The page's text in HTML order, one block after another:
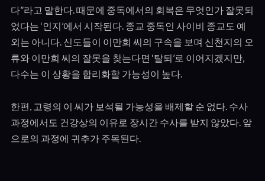
다”라고 말한다. 때문에 중독에서의 회복은 무엇인가 잘못되
었다는 ‘인지’에서 시작된다. 종교 중독인 사이비 종교도 예
외는 아니다. 신도들이 이만희 씨의 구속을 보며 신천지의 오
류와 이만희 씨의 잘못을 찾는다면 ‘탈퇴’로 이어지겠지만,
다수는 이 상황을 합리화할 가능성이 높다.
한편, 고령의 이 씨가 보석될 가능성을 배제할 순 없다. 수사
과정에서도 건강상의 이유로 장시간 수사를 받지 않았다. 앞
으로의 과정에 귀추가 주목된다.